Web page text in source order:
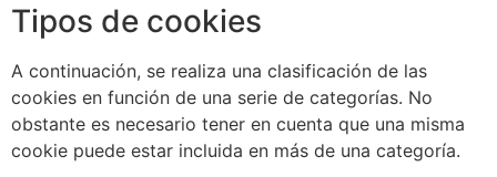
Tipos de cookies
A continuación, se realiza una clasificación de las
cookies en función de una serie de categorías. No
obstante es necesario tener en cuenta que una misma
cookie puede estar incluida en más de una categoría.